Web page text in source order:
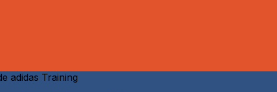
adidas Training